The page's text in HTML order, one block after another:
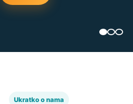
Ukratko o nama